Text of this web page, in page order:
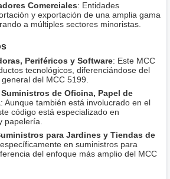
Comerciales: Entidades
y exportación de una amplia gama
a múltiples sectores minoristas.
Periféricos y Software: Este MCC
tecnológicos, diferenciándose del
del MCC 5199.
de Oficina, Papel de
: Aunque también está involucrado en el
código está especializado en
papelería.
para Jardines y Tiendas de
en suministros para
del enfoque más amplio del MCC